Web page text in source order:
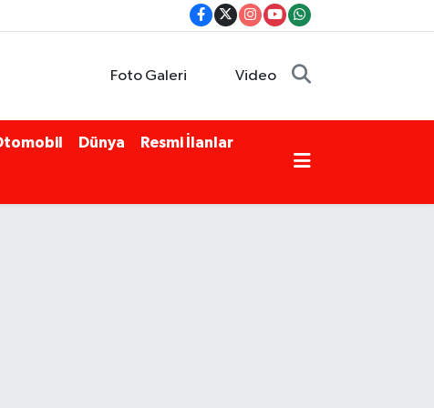
Foto Galeri Video
Dünya Resmi İlanlar